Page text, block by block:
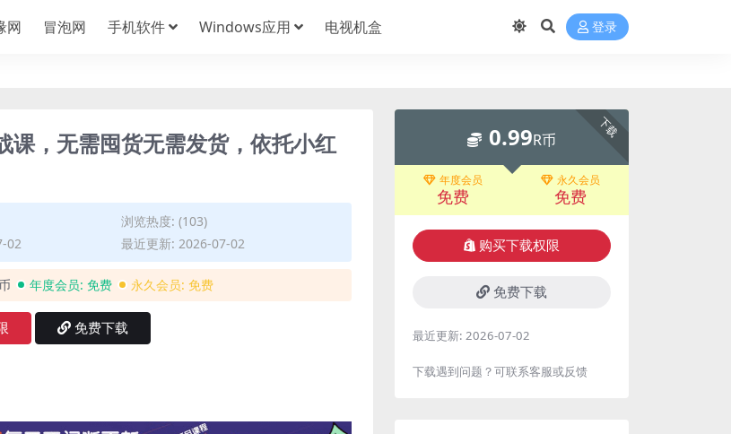
网 冒泡网 手机软件 Windows应用 电视机盒 登录
课，无需囤货无需发货，依托小红
浏览热度: (103)
02
最近更新: 2026-07-02
年度会员: 免费 永久会员: 免费
免费下载
下载
0.99R币
年度会员
免费
永久会员
免费
购买下载权限
免费下载
最近更新: 2026-07-02
下载遇到问题？可联系客服或反馈